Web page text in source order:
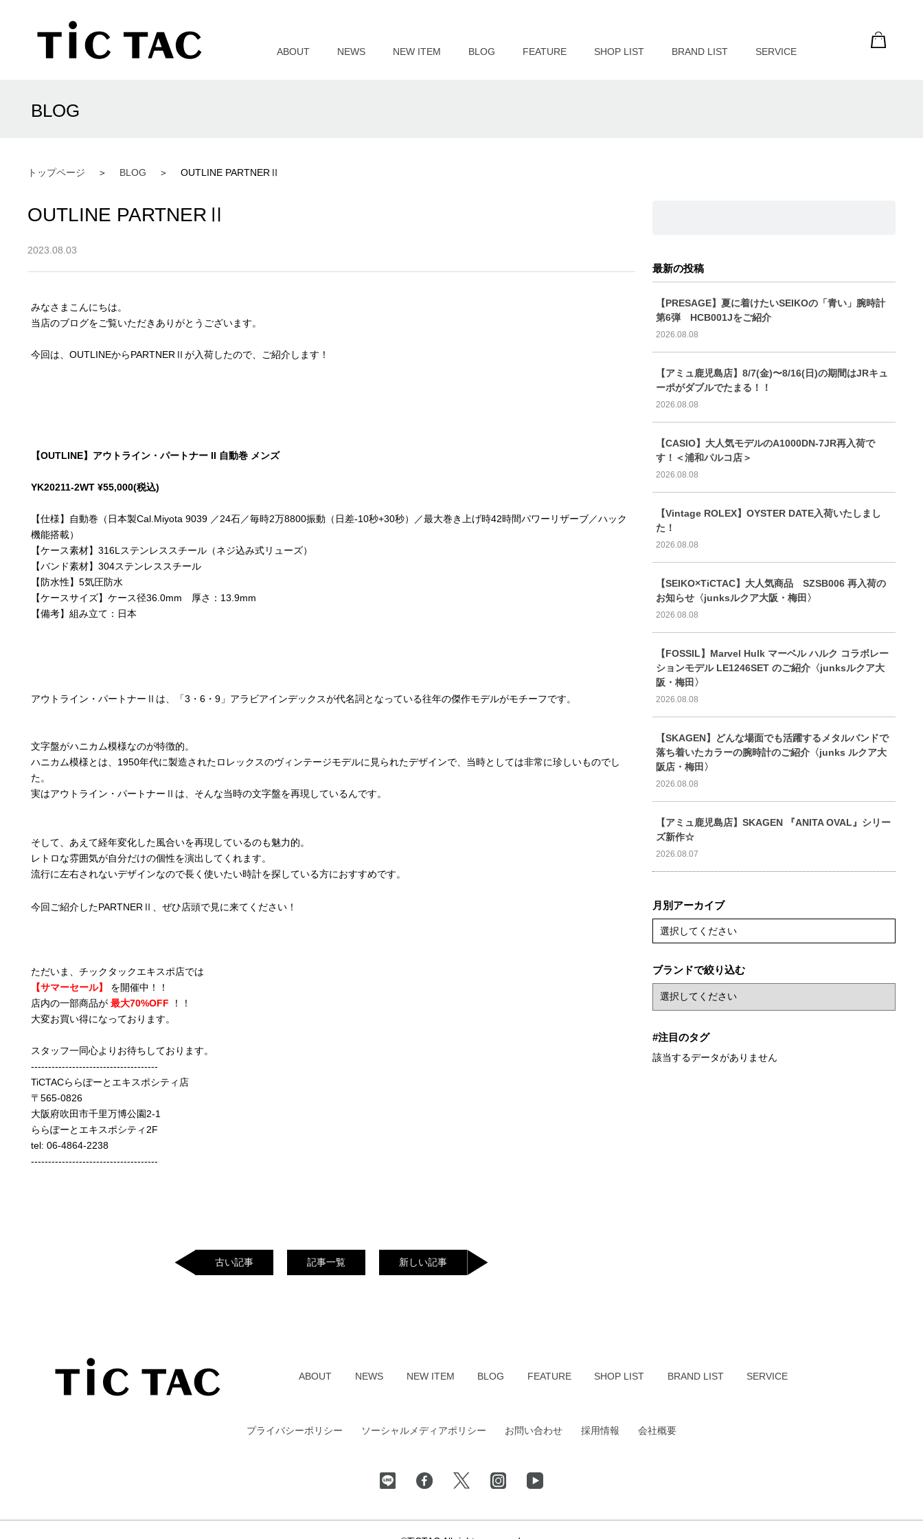
ABOUT NEWS NEW ITEM BLOG FEATURE SHOP LIST BRAND LIST SERVICE
トップページ BLOG OUTLINE PARTNERⅡ
BLOG
OUTLINE PARTNERⅡ
2023.08.03
みなさまこんにちは。
当店のブログをご覧いただきありがとうございます。
今回は、OUTLINEからPARTNERⅡが入荷したので、ご紹介します！
【OUTLINE】アウトライン・パートナー II 自動巻 メンズ
YK20211-2WT ¥55,000(税込)
【仕様】自動巻（日本製Cal.Miyota 9039 ／24石／毎時2万8800振動（日差-10秒+30秒）／最大巻き上げ時42時間パワーリザーブ／ハック
機能搭載）
【ケース素材】316Lステンレススチール（ネジ込み式リューズ）
【バンド素材】304ステンレススチール
【防水性】5気圧防水
【ケースサイズ】ケース径36.0mm 厚さ：13.9mm
【備考】組み立て：日本
アウトライン・パートナーⅡは、「3・6・9」アラビアインデックスが代名詞となっている往年の傑作モデルがモチーフです。
文字盤がハニカム模様なのが特徴的。
ハニカム模様とは、1950年代に製造されたロレックスのヴィンテージモデルに見られたデザインで、当時としては非常に珍しいものでし
た。
実はアウトライン・パートナーⅡは、そんな当時の文字盤を再現しているんです。
そして、あえて経年変化した風合いを再現しているのも魅力的。
レトロな雰囲気が自分だけの個性を演出してくれます。
流行に左右されないデザインなので長く使いたい時計を探している方におすすめです。
今回ご紹介したPARTNERⅡ、ぜひ店頭で見に来てください！
ただいま、チックタックエキスポ店では
【サマーセール】 を開催中！！
店内の一部商品が最大70%OFF
！！
大変お買い得になっております。
スタッフ一同心よりお待ちしております。
-------------------------------------
TiCTACららぽーとエキスポシティ店
〒565-0826
大阪府吹田市千里万博公園2-1
ららぽーとエキスポシティ2F
tel: 06-4864-2238
-------------------------------------
古い記事 記事一覧 新しい記事
最新の投稿
【PRESAGE】夏に着けたいSEIKOの「青い」腕時計
第6弾 HCB001Jをご紹介
2026.08.08
【アミュ鹿児島店】8/7(金)〜8/16(日)の期間はJRキュ
ーポがダブルでたまる！！
2026.08.08
【CASIO】大人気モデルのA1000DN-7JR再入荷で
す！＜浦和パルコ店＞
2026.08.08
【Vintage ROLEX】OYSTER DATE入荷いたしまし
た！
2026.08.08
【SEIKO×TiCTAC】大人気商品 SZSB006 再入荷の
お知らせ〈junksルクア大阪・梅田〉
2026.08.08
【FOSSIL】Marvel Hulk マーベル ハルク コラボレー
ションモデル LE1246SET のご紹介〈junksルクア大
阪・梅田〉
2026.08.08
【SKAGEN】どんな場面でも活躍するメタルバンドで
落ち着いたカラーの腕時計のご紹介〈junks ルクア大
阪店・梅田〉
2026.08.08
【アミュ鹿児島店】SKAGEN 『ANITA OVAL』シリー
ズ新作☆
2026.08.07
月別アーカイブ
選択してください
ブランドで絞り込む
#注目のタグ
該当するデータがありません
ABOUT NEWS NEW ITEM BLOG FEATURE SHOP LIST BRAND LIST SERVICE
プライバシーポリシー ソーシャルメディアポリシー お問い合わせ 採用情報 会社概要